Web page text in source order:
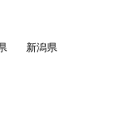
いにもかかわらず
物や組織と提
のコピー、複
新潟県